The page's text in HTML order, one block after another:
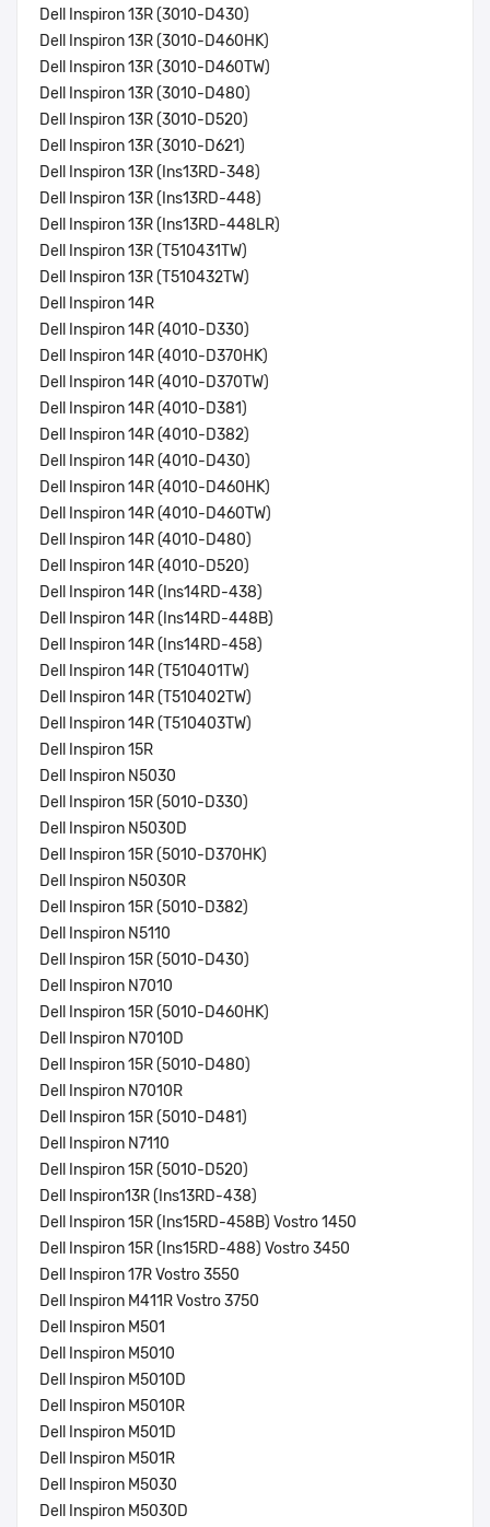
Dell Inspiron 13R (3010-D430)
Dell Inspiron 13R (3010-D460HK)
Dell Inspiron 13R (3010-D460TW)
Dell Inspiron 13R (3010-D480)
Dell Inspiron 13R (3010-D520)
Dell Inspiron 13R (3010-D621)
Dell Inspiron 13R (Ins13RD-348)
Dell Inspiron 13R (Ins13RD-448)
Dell Inspiron 13R (Ins13RD-448LR)
Dell Inspiron 13R (T510431TW)
Dell Inspiron 13R (T510432TW)
Dell Inspiron 14R
Dell Inspiron 14R (4010-D330)
Dell Inspiron 14R (4010-D370HK)
Dell Inspiron 14R (4010-D370TW)
Dell Inspiron 14R (4010-D381)
Dell Inspiron 14R (4010-D382)
Dell Inspiron 14R (4010-D430)
Dell Inspiron 14R (4010-D460HK)
Dell Inspiron 14R (4010-D460TW)
Dell Inspiron 14R (4010-D480)
Dell Inspiron 14R (4010-D520)
Dell Inspiron 14R (Ins14RD-438)
Dell Inspiron 14R (Ins14RD-448B)
Dell Inspiron 14R (Ins14RD-458)
Dell Inspiron 14R (T510401TW)
Dell Inspiron 14R (T510402TW)
Dell Inspiron 14R (T510403TW)
Dell Inspiron 15R
Dell Inspiron N5030
Dell Inspiron 15R (5010-D330)
Dell Inspiron N5030D
Dell Inspiron 15R (5010-D370HK)
Dell Inspiron N5030R
Dell Inspiron 15R (5010-D382)
Dell Inspiron N5110
Dell Inspiron 15R (5010-D430)
Dell Inspiron N7010
Dell Inspiron 15R (5010-D460HK)
Dell Inspiron N7010D
Dell Inspiron 15R (5010-D480)
Dell Inspiron N7010R
Dell Inspiron 15R (5010-D481)
Dell Inspiron N7110
Dell Inspiron 15R (5010-D520)
Dell Inspiron13R (Ins13RD-438)
Dell Inspiron 15R (Ins15RD-458B) Vostro 1450
Dell Inspiron 15R (Ins15RD-488) Vostro 3450
Dell Inspiron 17R Vostro 3550
Dell Inspiron M411R Vostro 3750
Dell Inspiron M501
Dell Inspiron M5010
Dell Inspiron M5010D
Dell Inspiron M5010R
Dell Inspiron M501D
Dell Inspiron M501R
Dell Inspiron M5030
Dell Inspiron M5030D